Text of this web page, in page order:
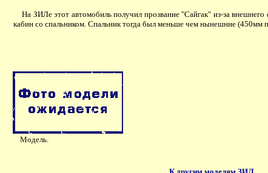
На ЗИЛе этот автомобиль получил прозвание "Сайгак" из-за
кабин со спальником. Спальник тогда был меньше чем нынешние (450мм
Модель.